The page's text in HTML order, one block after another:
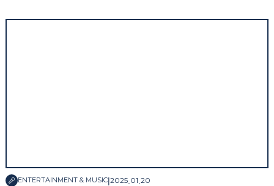
ENTERTAINMENT & MUSIC|2025. 01 20